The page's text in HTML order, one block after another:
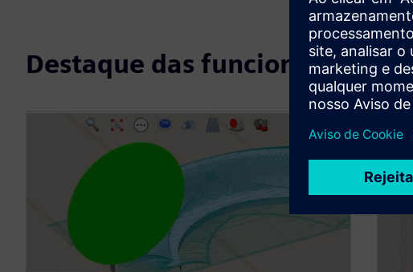
Destaque das funcionalidades